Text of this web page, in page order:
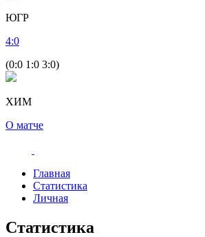
ЮГР
4:0
(0:0 1:0 3:0)
ХИМ
О матче
Главная
Статистика
Личная
Статистика